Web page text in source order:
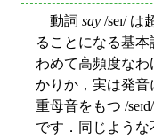
動詞 say /seɪ/
ることになる基
わめて高頻度な
かりか，実は発音
重母音をもつ /
です．同じよう